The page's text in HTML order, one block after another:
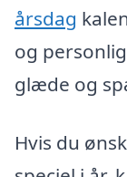
årsdag
og
glæde og
Hvis du